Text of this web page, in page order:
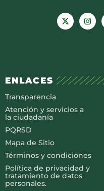
ENLACES
Transparencia
Atención y servicios a
la ciudadanía
PQRSD
Mapa de Sitio
Términos y condiciones
Política de privacidad y
tratamiento de datos
personales.